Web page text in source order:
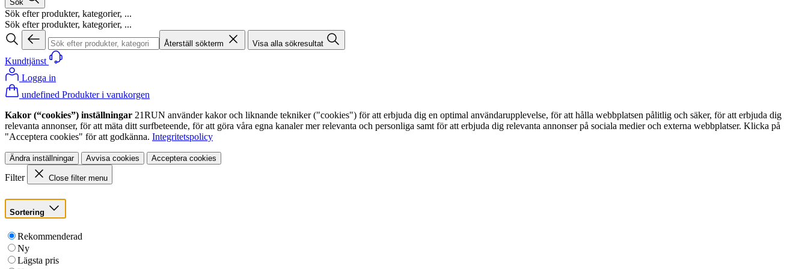
Sök
Sök efter produkter, kategorier, ...
Sök efter produkter, kategorier, ...
Återställ sökterm Visa alla sökresultat
Kundtjänst
Logga in
undefined Produkter i varukorgen
Kakor (“cookies”) inställningar 21RUN använder kakor och liknande tekniker ("cookies") för att erbjuda dig en optimal användarupplevelse, för att hålla webbplatsen pålitlig och säker, för att erbjuda dig
relevanta annonser, för att mäta ditt surfbeteende, för att göra våra egna kanaler mer relevanta och personliga samt för att erbjuda dig relevanta annonser på sociala medier och externa webbplatser. Klicka på
"Acceptera cookies" för att godkänna. Integritetspolicy
Ändra inställningar Avvisa cookies Acceptera cookies
Filter Close filter menu
Sortering
Rekommenderad
Ny
Lägsta pris